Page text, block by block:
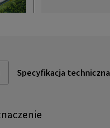
Specyfikacja techniczna